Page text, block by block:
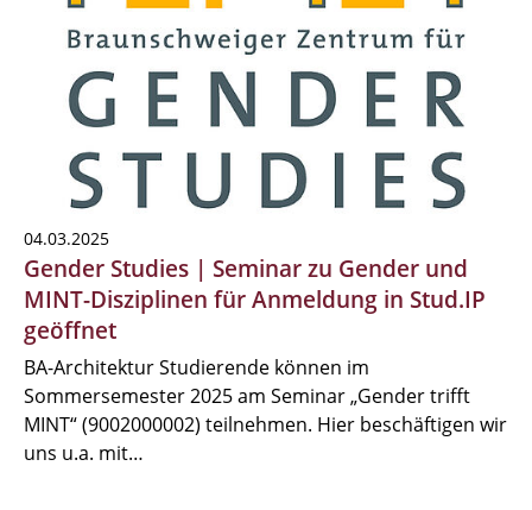
04.03.2025
Gender Studies | Seminar zu Gender und
MINT-Disziplinen für Anmeldung in Stud.IP
geöffnet
BA-Architektur Studierende können im
Sommersemester 2025 am Seminar „Gender trifft
MINT“ (9002000002) teilnehmen. Hier beschäftigen wir
uns u.a. mit…